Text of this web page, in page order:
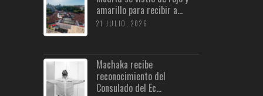
amarillo para recibir a...
21 JULIO, 2026
Machaka recibe
reconocimiento del
Consulado del Ec...